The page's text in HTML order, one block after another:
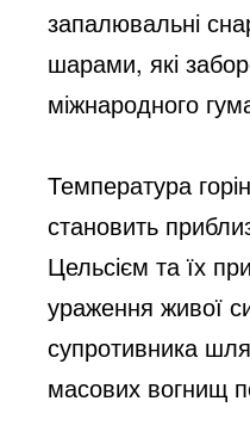
запалювальні
шарами, які
міжнародного
Температура
становить
Цельсієм та їх
ураження живої
супротивника
масових вогнищ